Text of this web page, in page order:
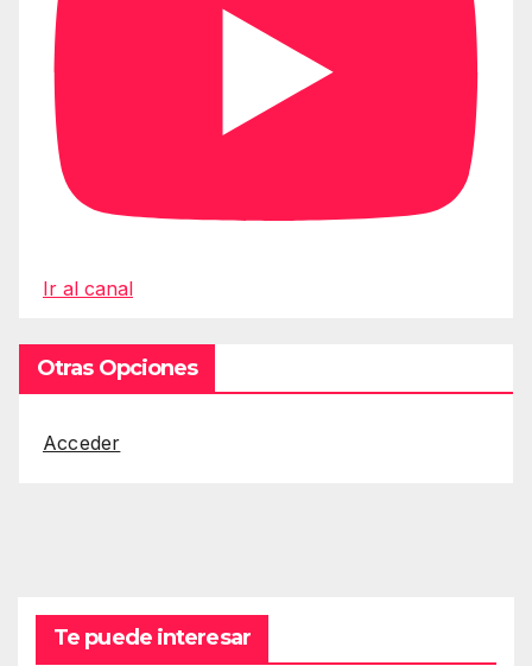
Ir al canal
Otras Opciones
Acceder
Te puede interesar